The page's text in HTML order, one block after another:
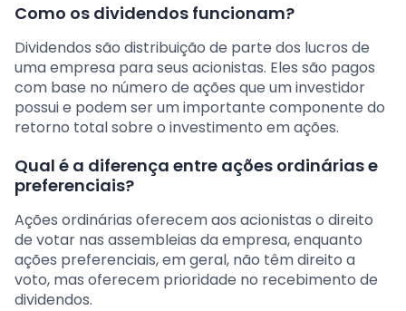
Como os dividendos funcionam?
Dividendos são distribuição de parte dos lucros de
uma empresa para seus acionistas. Eles são pagos
com base no número de ações que um investidor
possui e podem ser um importante componente do
retorno total sobre o investimento em ações.
Qual é a diferença entre ações ordinárias e
preferenciais?
Ações ordinárias oferecem aos acionistas o direito
de votar nas assembleias da empresa, enquanto
ações preferenciais, em geral, não têm direito a
voto, mas oferecem prioridade no recebimento de
dividendos.